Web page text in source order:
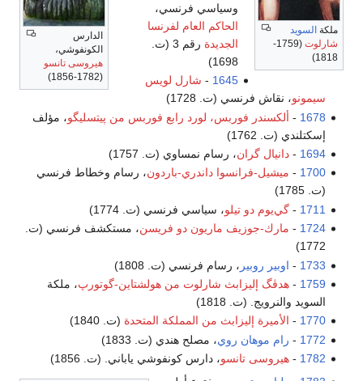
الدارس
الكونفوشي،
هيروسى تانسو
(1782-1856)
وسياسي فرنسي،
الحاكم العام لفرنسا
الجديدة
رقم 3 (ت.
1698)
(ت. 1728)
لورد رابع فوربس من پيتسليگو، مؤلف
، رسام نمساوي (ت. 1757)
داندري-باردون، رسام وخطاط فرنسي
، سياسي فرنسي (ت. 1774)
ماريون دو فريسن، مستكشف فرنسي (ت.
رسام فرنسي (ت. 1808)
شارلوت من هولشتاين-گوتورپ ، ملكة
من المملكة المتحدة(ت. 1840)
، مصلح هندي (ت. 1833)
، دارس كونفوشي ياباني. (ت. 1856)